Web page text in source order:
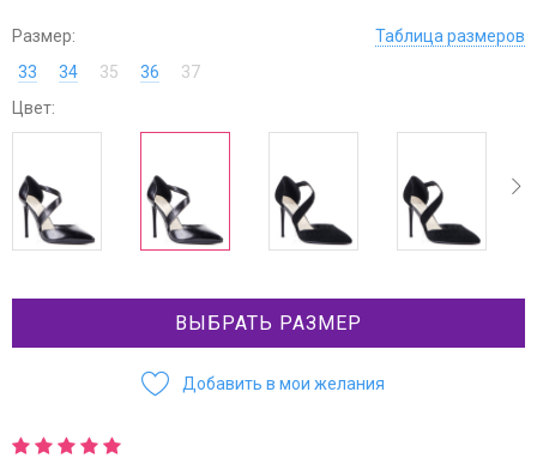
Размер:
Таблица размеров
33
34 35 36
37
Цвет:
ВЫБРАТЬ РАЗМЕР
Добавить в мои желания